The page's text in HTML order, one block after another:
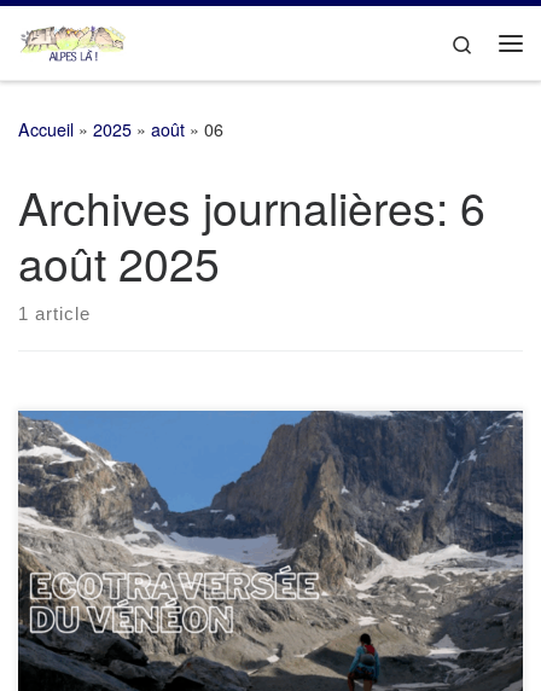
Passer au contenu
Search
Accueil » 2025 » août » 06
Archives journalières: 6
août 2025
1 article
Programme et inscriptions : ecotraversee-
alpes.fr/ecotraversee-du-haut-veneon-dans-les-ecrins/